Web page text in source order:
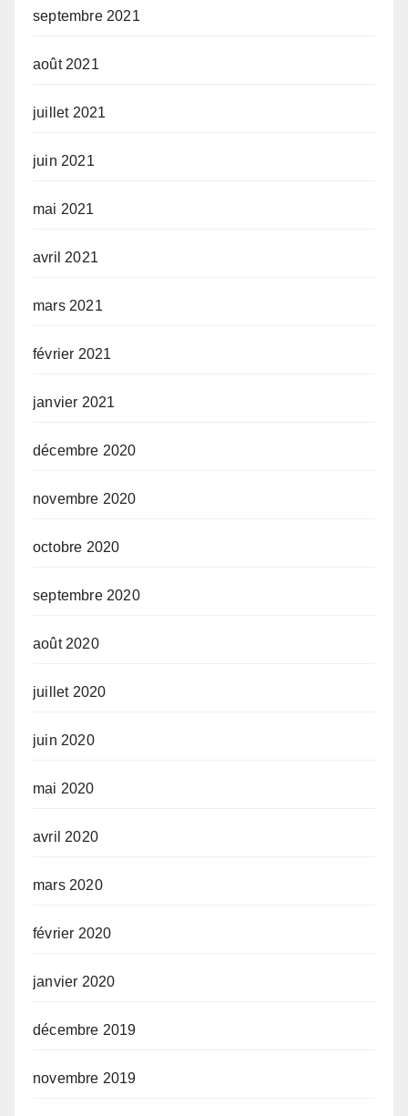
septembre 2021
août 2021
juillet 2021
juin 2021
mai 2021
avril 2021
mars 2021
février 2021
janvier 2021
décembre 2020
novembre 2020
octobre 2020
septembre 2020
août 2020
juillet 2020
juin 2020
mai 2020
avril 2020
mars 2020
février 2020
janvier 2020
décembre 2019
novembre 2019